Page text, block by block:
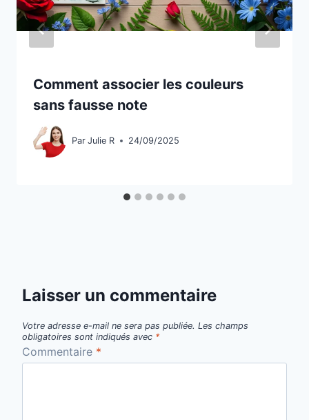
Comment associer les couleurs
sans fausse note
Par Julie R 24/09/2025
Laisser un commentaire
Votre adresse e-mail ne sera pas publiée. Les champs
obligatoires sont indiqués avec *
Commentaire *